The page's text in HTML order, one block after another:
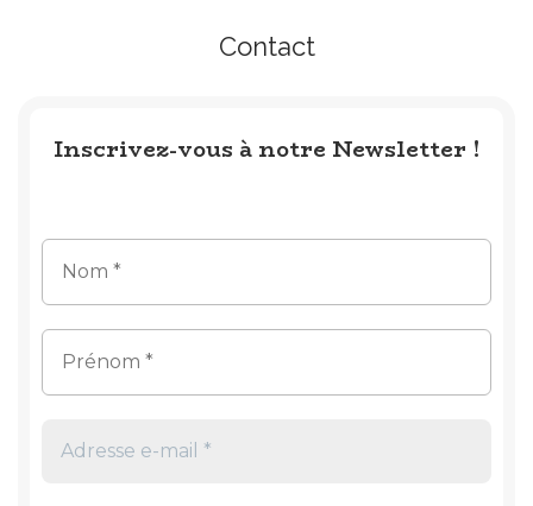
Contact
Inscrivez-vous à notre Newsletter !